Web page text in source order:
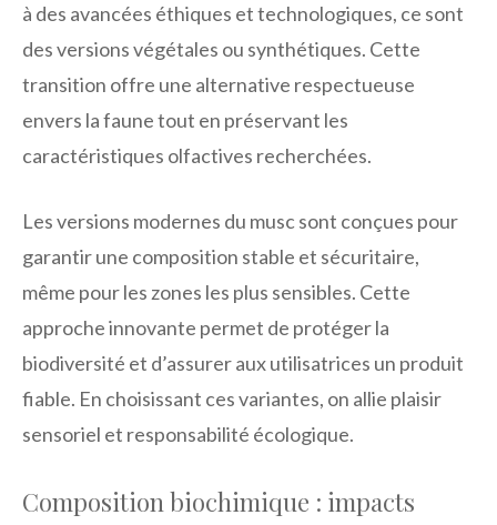
à des avancées éthiques et technologiques, ce sont
des versions végétales ou synthétiques. Cette
transition offre une alternative respectueuse
envers la faune tout en préservant les
caractéristiques olfactives recherchées.
Les versions modernes du musc sont conçues pour
garantir une composition stable et sécuritaire,
même pour les zones les plus sensibles. Cette
approche innovante permet de protéger la
biodiversité et d’assurer aux utilisatrices un produit
fiable. En choisissant ces variantes, on allie plaisir
sensoriel et responsabilité écologique.
Composition biochimique : impacts